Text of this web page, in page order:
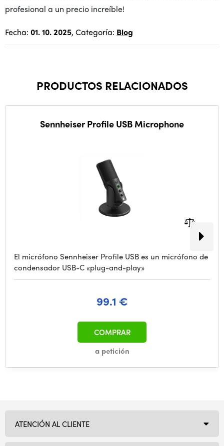
profesional a un precio increíble!
Fecha: 01. 10. 2025, Categoría: Blog
PRODUCTOS RELACIONADOS
Sennheiser Profile USB Microphone
El micrófono Sennheiser Profile USB es un micrófono de
condensador USB-C «plug-and-play»
99.1 €
a petición
COMPRAR
ATENCIÓN AL CLIENTE